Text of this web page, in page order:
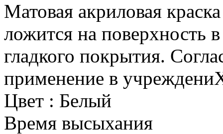
Матовая акриловая
ложится на поверхность
гладкого покрытия.
применение в
Цвет : Белый
Время высыхания